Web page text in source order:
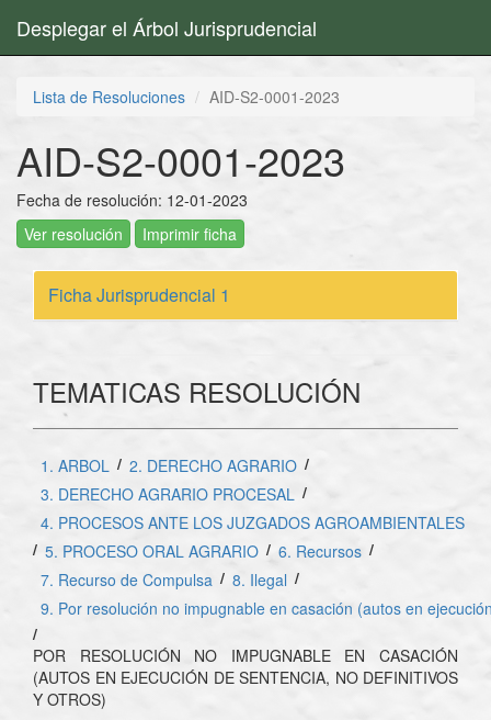
Desplegar el Árbol Jurisprudencial
Lista de Resoluciones AID-S2-0001-2023
AID-S2-0001-2023
Fecha de resolución: 12-01-2023
Ver resolución
Imprimir ficha
Ficha Jurisprudencial 1
TEMATICAS RESOLUCIÓN
1. ARBOL / 2. DERECHO AGRARIO /
3. DERECHO AGRARIO PROCESAL /
4. PROCESOS ANTE LOS JUZGADOS AGROAMBIENTALES
/ 5. PROCESO ORAL AGRARIO / 6. Recursos /
7. Recurso de Compulsa / 8. Ilegal /
9. Por resolución no impugnable en casación (autos en
/
POR RESOLUCIÓN NO IMPUGNABLE EN CASACIÓN
(AUTOS EN EJECUCIÓN DE SENTENCIA, NO DEFINITIVOS
Y OTROS)